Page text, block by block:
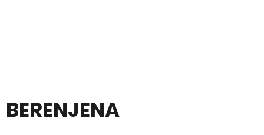
BERENJENA